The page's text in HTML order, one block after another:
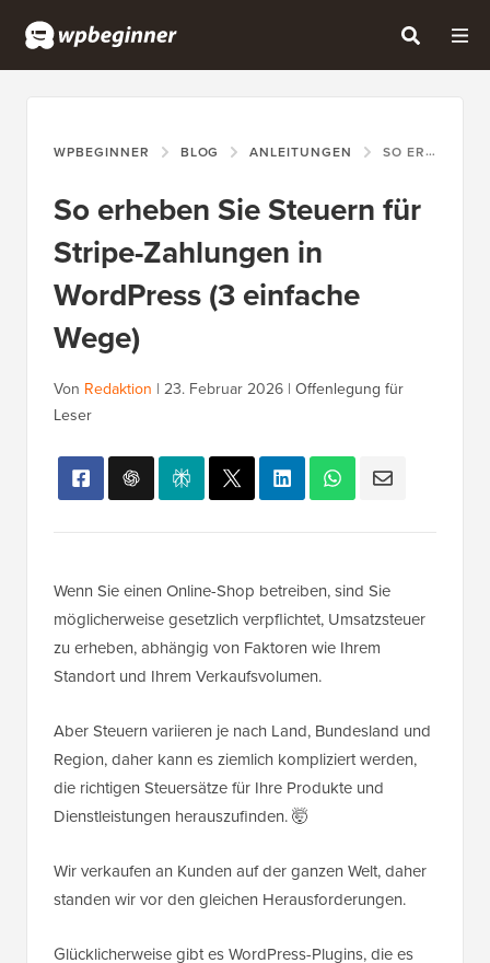
WPBEGINNER BLOG ANLEITUNGEN SO ERHEBEN SIE STEUERN FÜR STRIPE-ZAHLUNGEN IN WORDPRESS (3 EINFACHE WEGE)
So erheben Sie Steuern für
Stripe-Zahlungen in
WordPress (3 einfache
Wege)
Von Redaktion | 23. Februar 2026 | Offenlegung für
Leser
Wenn Sie einen Online-Shop betreiben, sind Sie
möglicherweise gesetzlich verpflichtet, Umsatzsteuer
zu erheben, abhängig von Faktoren wie Ihrem
Standort und Ihrem Verkaufsvolumen.
Aber Steuern variieren je nach Land, Bundesland und
Region, daher kann es ziemlich kompliziert werden,
die richtigen Steuersätze für Ihre Produkte und
Dienstleistungen herauszufinden. 🤯
Wir verkaufen an Kunden auf der ganzen Welt, daher
standen wir vor den gleichen Herausforderungen.
Glücklicherweise gibt es WordPress-Plugins, die es